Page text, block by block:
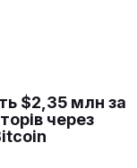
$2,35 млн за
через